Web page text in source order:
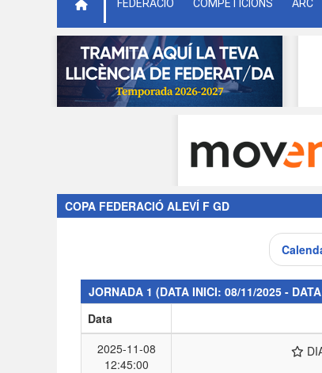
FEDERACIÓ COMPETICIONS ARC
COPA FEDERACIÓ ALEVÍ F GD
JORNADA 1 (DATA INICI: 08/11/2025 -
Data
2025-11-08
12:45:00